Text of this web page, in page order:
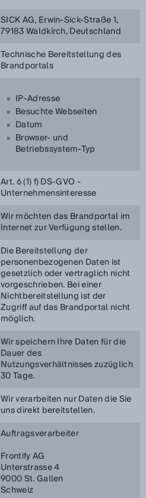
SICK AG, Erwin-Sick-Straße 1,
79183 Waldkirch, Deutschland
Technische Bereitstellung des
Brandportals
IP-Adresse
Besuchte Webseiten
Datum
Browser- und
Betriebssystem-Typ
Art. 6 (1) f) DS-GVO -
Unternehmensinteresse
Wir möchten das Brandportal im
Internet zur Verfügung stellen.
Die Bereitstellung der
personenbezogenen Daten ist
gesetzlich oder vertraglich nicht
vorgeschrieben. Bei einer
Nichtbereitstellung ist der
Zugriff auf das Brandportal nicht
möglich.
Wir speichern Ihre Daten für die
Dauer des
Nutzungsverhältnisses zuzüglich
30 Tage.
Wir verarbeiten nur Daten die Sie
uns direkt bereitstellen.
Auftragsverarbeiter
Frontify AG
Unterstrasse 4
9000 St. Gallen
Schweiz